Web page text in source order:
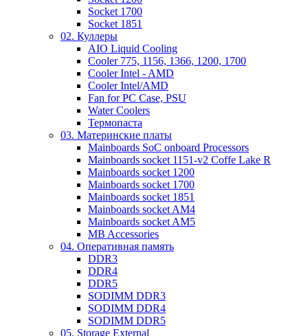
Socket 1700
Socket 1851
02. Куллеры
AIO Liquid Cooling
Cooler 775, 1156, 1366, 1200, 1700
Cooler Intel - AMD
Cooler Intel/AMD
Fan for PC Case, PSU
Water Coolers
Термопаста
03. Материнские платы
Mainboards SoC onboard Processors
Mainboards socket 1151-v2 Coffe Lake R
Mainboards socket 1200
Mainboards socket 1700
Mainboards socket 1851
Mainboards socket AM4
Mainboards socket AM5
MB Accessories
04. Оперативная память
DDR3
DDR4
DDR5
SODIMM DDR3
SODIMM DDR4
SODIMM DDR5
05. Storage External